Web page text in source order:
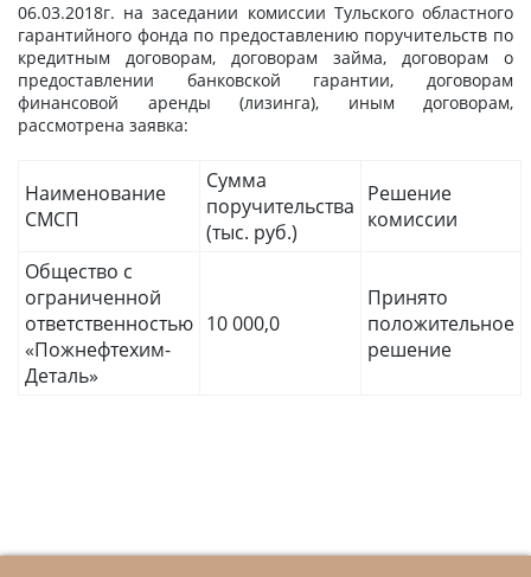
06.03.2018г. на заседании комиссии Тульского областного
гарантийного фонда по предоставлению поручительств по
кредитным договорам, договорам займа, договорам о
предоставлении банковской гарантии, договорам
финансовой аренды (лизинга), иным договорам,
рассмотрена заявка:
Наименование
СМСП
Сумма
поручительства
(тыс. руб.)
Решение
комиссии
Общество с
ограниченной
ответственностью
«Пожнефтехим-
Деталь»
10 000,0
Принято
положительное
решение